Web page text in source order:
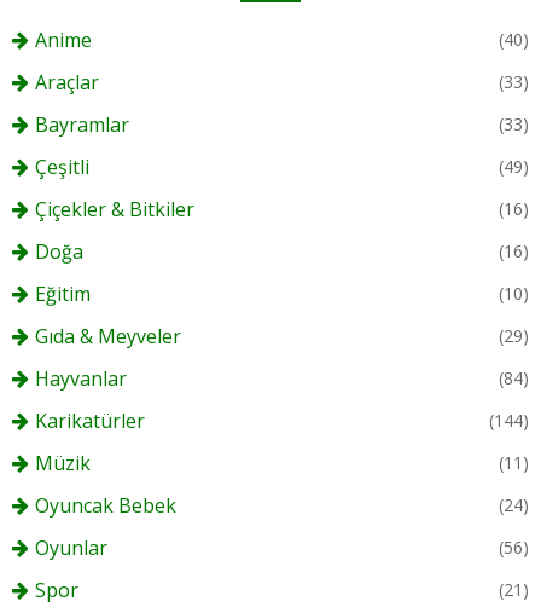
Anime (40)
Araçlar (33)
Bayramlar (33)
Çeşitli (49)
Çiçekler & Bitkiler (16)
Doğa (16)
Eğitim (10)
Gıda & Meyveler (29)
Hayvanlar (84)
Karikatürler (144)
Müzik (11)
Oyuncak Bebek (24)
Oyunlar (56)
Spor (21)